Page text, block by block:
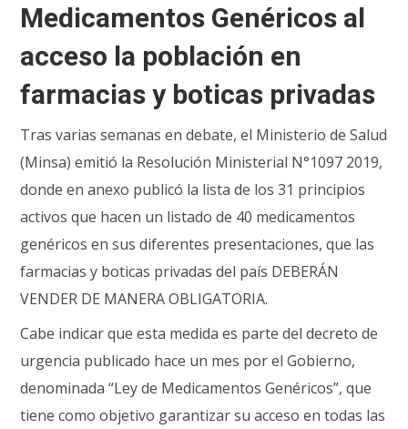
Medicamentos Genéricos al
acceso la población en
farmacias y boticas privadas
Tras varias semanas en debate, el Ministerio de Salud
(Minsa) emitió la Resolución Ministerial N°1097 2019,
donde en anexo publicó la lista de los 31 principios
activos que hacen un listado de 40 medicamentos
genéricos en sus diferentes presentaciones, que las
farmacias y boticas privadas del país DEBERÁN
VENDER DE MANERA OBLIGATORIA.
Cabe indicar que esta medida es parte del decreto de
urgencia publicado hace un mes por el Gobierno,
denominada “Ley de Medicamentos Genéricos”, que
tiene como objetivo garantizar su acceso en todas las